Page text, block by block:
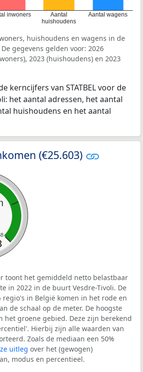
inwoners
Aantal
huishoudens
Aantal wagens
huishoudens en wagens in de
gegevens gelden voor: 2026
2023 (huishoudens) en 2023
kerncijfers van STATBEL voor de
het aantal adressen, het aantal
huishoudens en het aantal
(€25.603)
toont het gemiddeld netto belastbaar
in 2022 in de buurt Vesdre-Tivoli. De
regio's in België komen in het rode en
de schaal op de meter. De hoogste
het groene gebied. Deze zijn berekend
Hierbij zijn alle waarden van
Zoals de mediaan een 50%
uitleg over het (gewogen)
modus en percentieel.